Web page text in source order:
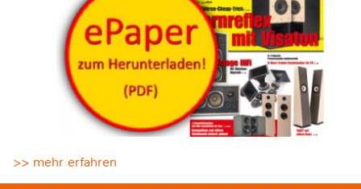
>> mehr erfahren